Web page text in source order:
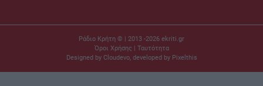
Ράδιο Κρήτη © | 2013 -2026 ekriti.gr
Όροι Χρήσης
Ταυτότητα
Designed by Cloudevo, developed by Pixelthis